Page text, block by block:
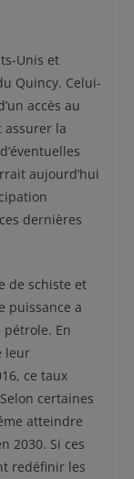
Unis et
Quincy. Celui-
accès au
assurer la
aujourd’hui
dernières
de schiste et
puissance a
En
leur
ce taux
certaines
atteindre
2030. Si ces
redéfinir les